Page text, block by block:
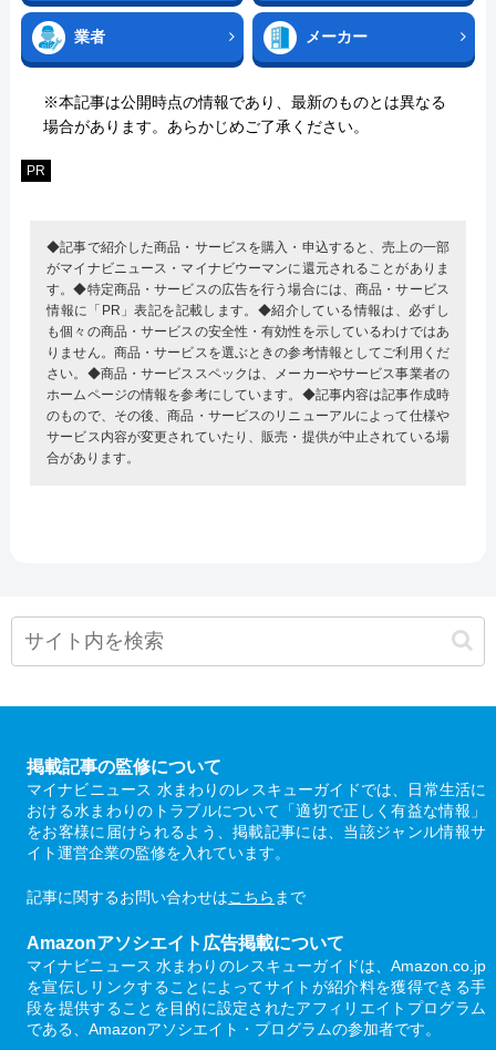
業者 メーカー
※本記事は公開時点の情報であり、最新のものとは異なる
場合があります。あらかじめご了承ください。
PR
◆記事で紹介した商品・サービスを購入・申込すると、売上の一部
がマイナビニュース・マイナビウーマンに還元されることがありま
す。◆特定商品・サービスの広告を行う場合には、商品・サービス
情報に「PR」表記を記載します。◆紹介している情報は、必ずし
も個々の商品・サービスの安全性・有効性を示しているわけではあ
りません。商品・サービスを選ぶときの参考情報としてご利用くだ
さい。◆商品・サービススペックは、メーカーやサービス事業者の
ホームページの情報を参考にしています。◆記事内容は記事作成時
のもので、その後、商品・サービスのリニューアルによって仕様や
サービス内容が変更されていたり、販売・提供が中止されている場
合があります。
掲載記事の監修について
マイナビニュース 水まわりのレスキューガイドでは、日常生活に
おける水まわりのトラブルについて「適切で正しく有益な情報」
をお客様に届けられるよう、掲載記事には、当該ジャンル情報サ
イト運営企業の監修を入れています。
記事に関するお問い合わせはこちら まで
Amazonアソシエイト広告掲載について
マイナビニュース 水まわりのレスキューガイドは、Amazon.co.jp
を宣伝しリンクすることによってサイトが紹介料を獲得できる手
段を提供することを目的に設定されたアフィリエイトプログラム
である、Amazonアソシエイト・プログラムの参加者です。